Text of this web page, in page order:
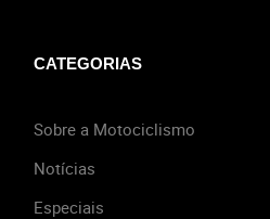
CATEGORIAS
Sobre a Motociclismo
Notícias
Especiais